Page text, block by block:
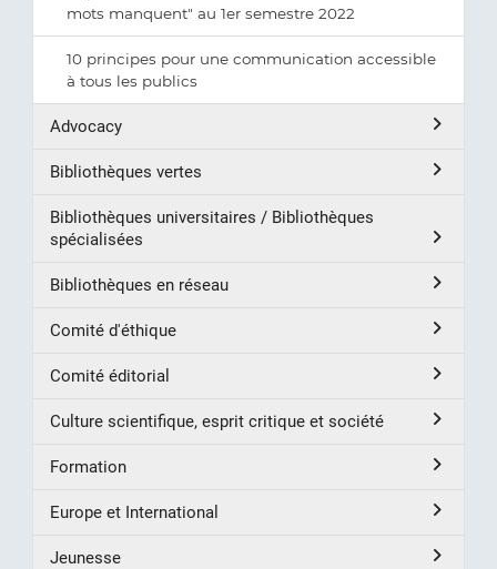
mots manquent" au 1er semestre 2022
10 principes pour une communication accessible
à tous les publics
Advocacy
Bibliothèques vertes
Bibliothèques universitaires / Bibliothèques
spécialisées
Bibliothèques en réseau
Comité d'éthique
Comité éditorial
Culture scientifique, esprit critique et société
Formation
Europe et International
Jeunesse